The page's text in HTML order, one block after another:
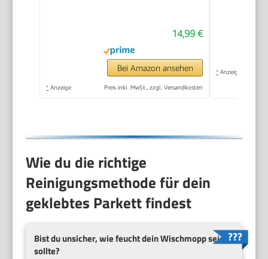
14,99 €
Bei Amazon ansehen
* Anzeige Preis inkl. MwSt., zzgl. Versandkosten
* Anzeige
Wie du die richtige
Reinigungsmethode für dein
geklebtes Parkett findest
Bist du unsicher, wie feucht dein Wischmopp sein
sollte?